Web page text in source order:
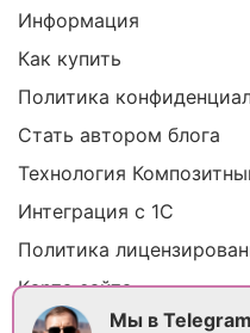
Мы в Telegram
Информация
Как купить
Политика
Стать автором блога
Технология
Интеграция с 1С
Политика
Карта сайта